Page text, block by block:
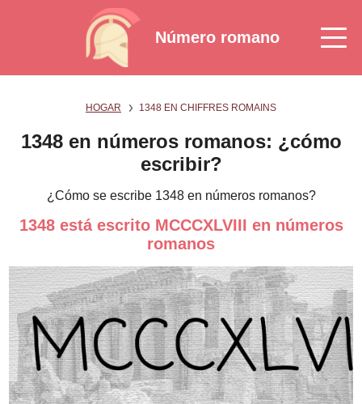
Número romano
HOGAR 1348 EN CHIFFRES ROMAINS
1348 en números romanos: ¿cómo
escribir?
¿Cómo se escribe 1348 en números romanos?
1348 está escrito MCCCXLVIII en números
romanos